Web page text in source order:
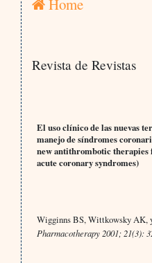
Home
Revista de Revistas
El uso clínico de las nuevas
manejo de síndromes
new antithrombotic therapies
acute coronary syndromes)
Wigginns BS, Wittkowsky AK,
Pharmacotherapy 2001; 21(3):